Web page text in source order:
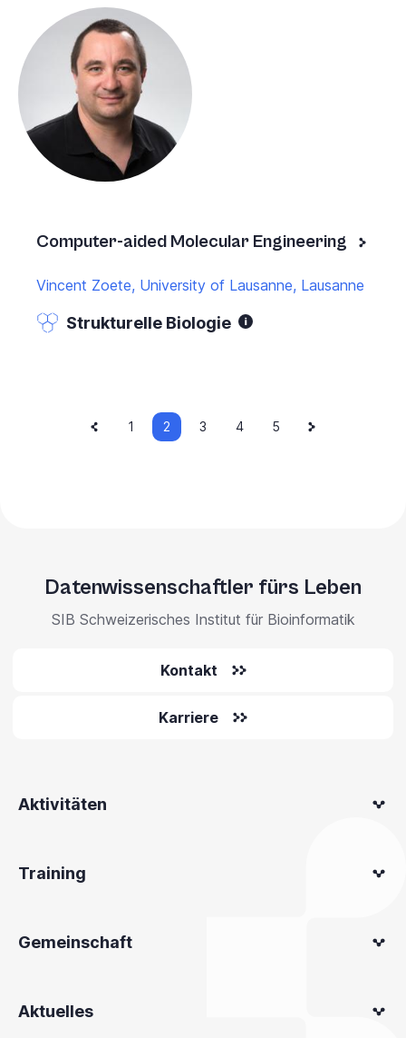
Computer-aided Molecular Engineering
Vincent Zoete, University of Lausanne, Lausanne
Strukturelle Biologie
Paginierung
Seite
Seite
1
Aktuelle
Seite
2 Seite
3 Seite
4 Seite
5
Seite
Datenwissenschaftler fürs Leben
SIB Schweizerisches Institut für Bioinformatik
Kontakt
Karriere
Aktivitäten
Training
Gemeinschaft
Aktuelles